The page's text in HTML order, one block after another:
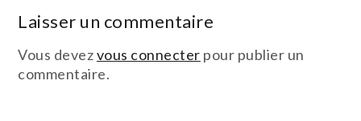
l’article
Laisser un commentaire
Vous devezvous connecter pour publier un
commentaire.